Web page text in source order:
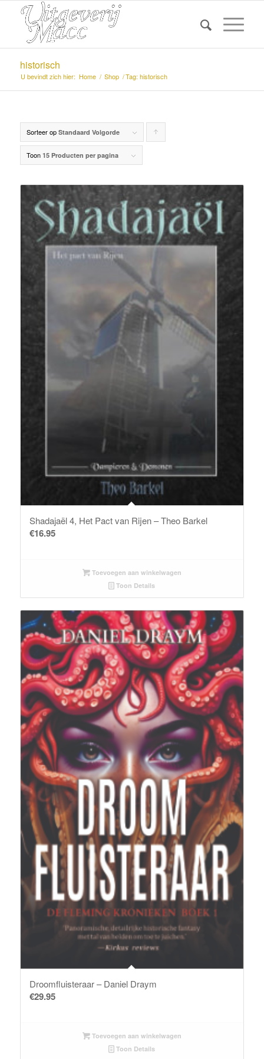
historisch
U bevindt zich hier: Home / Shop /Tag: historisch
Sorteer op Standaard Volgorde
Toon 15 Producten per pagina
Shadajaël 4, Het Pact van Rijen – Theo Barkel
€16.95
Toevoegen aan winkelwagen
Toon Details
Droomfluisteraar – Daniel Draym
€29.95
Toevoegen aan winkelwagen
Toon Details